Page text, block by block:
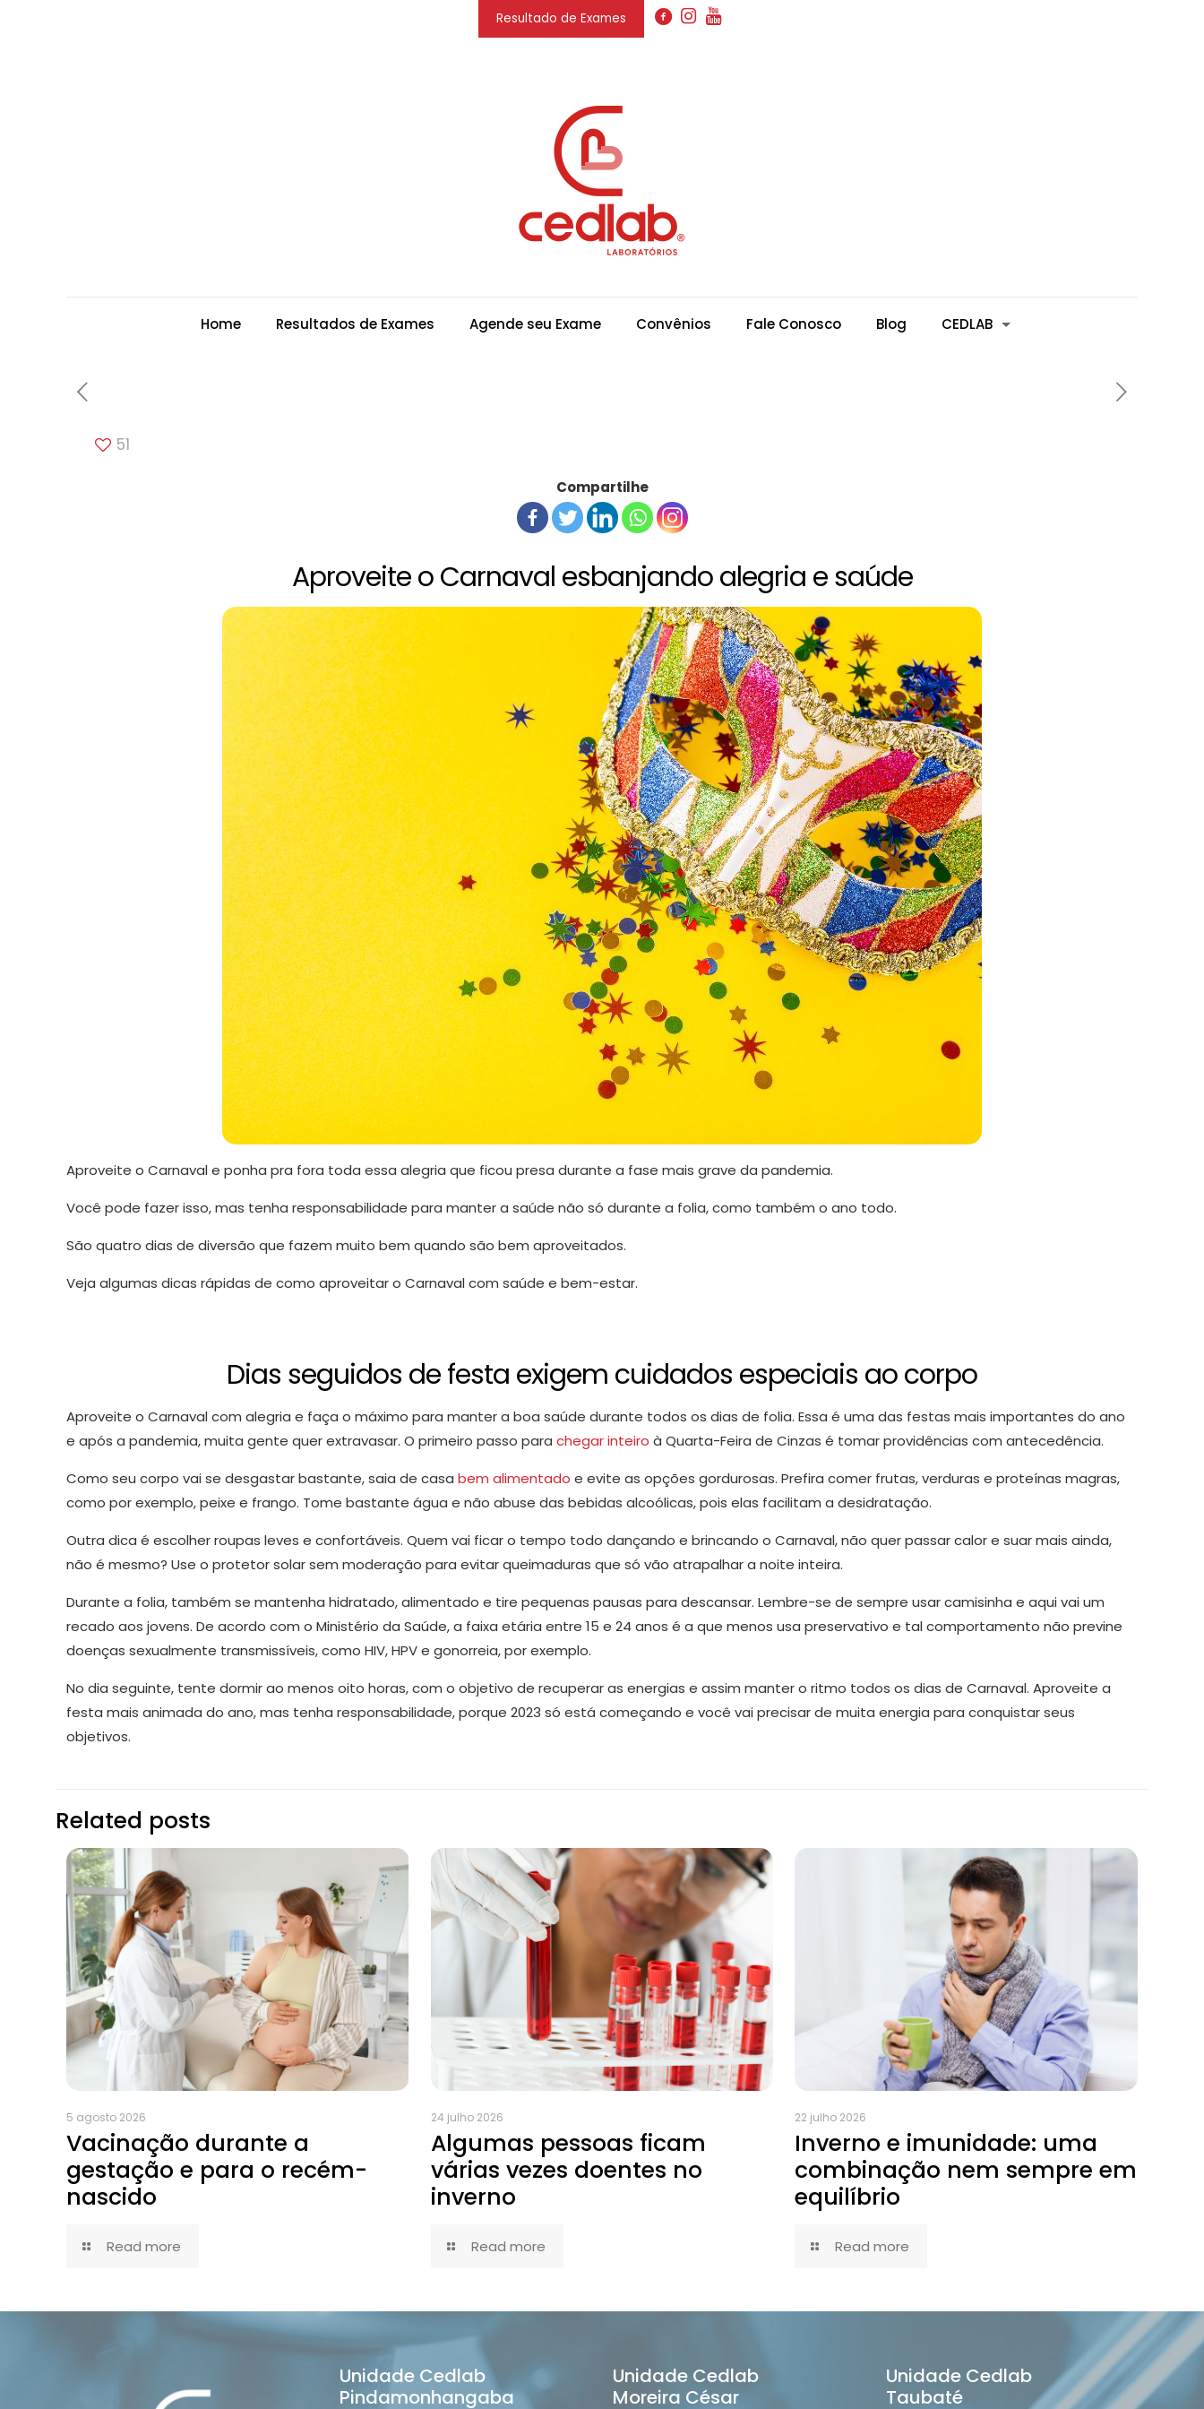
Resultado de Exames
Home Resultados de Exames Agende seu Exame Convênios Fale Conosco Blog CEDLAB
51
Compartilhe
Aproveite o Carnaval esbanjando alegria e saúde
Aproveite o Carnaval e ponha pra fora toda essa alegria que ficou presa durante a fase mais grave da pandemia.
Você pode fazer isso, mas tenha responsabilidade para manter a saúde não só durante a folia, como também o ano todo.
São quatro dias de diversão que fazem muito bem quando são bem aproveitados.
Veja algumas dicas rápidas de como aproveitar o Carnaval com saúde e bem-estar.
Dias seguidos de festa exigem cuidados especiais ao corpo
Aproveite o Carnaval com alegria e faça o máximo para manter a boa saúde durante todos os dias de folia. Essa é uma das festas mais importantes do ano
e após a pandemia, muita gente quer extravasar. O primeiro passo parachegar inteiro à Quarta-Feira de Cinzas é tomar providências com antecedência.
Como seu corpo vai se desgastar bastante, saia de casabem alimentado e evite as opções gordurosas. Prefira comer frutas, verduras e proteínas magras,
como por exemplo, peixe e frango. Tome bastante água e não abuse das bebidas alcoólicas, pois elas facilitam a desidratação.
Outra dica é escolher roupas leves e confortáveis. Quem vai ficar o tempo todo dançando e brincando o Carnaval, não quer passar calor e suar mais ainda,
não é mesmo? Use o protetor solar sem moderação para evitar queimaduras que só vão atrapalhar a noite inteira.
Durante a folia, também se mantenha hidratado, alimentado e tire pequenas pausas para descansar. Lembre-se de sempre usar camisinha e aqui vai um
recado aos jovens. De acordo com o Ministério da Saúde, a faixa etária entre 15 e 24 anos é a que menos usa preservativo e tal comportamento não previne
doenças sexualmente transmissíveis, como HIV, HPV e gonorreia, por exemplo.
No dia seguinte, tente dormir ao menos oito horas, com o objetivo de recuperar as energias e assim manter o ritmo todos os dias de Carnaval. Aproveite a
festa mais animada do ano, mas tenha responsabilidade, porque 2023 só está começando e você vai precisar de muita energia para conquistar seus
objetivos.
Related posts
5 agosto 2026
Vacinação durante a
gestação e para o recém-
nascido
Read more
24 julho 2026
Algumas pessoas ficam
várias vezes doentes no
inverno
Read more
22 julho 2026
Inverno e imunidade: uma
combinação nem sempre em
equilíbrio
Read more
Unidade Cedlab
Pindamonhangaba
Unidade Cedlab
Moreira César
Unidade Cedlab
Taubaté